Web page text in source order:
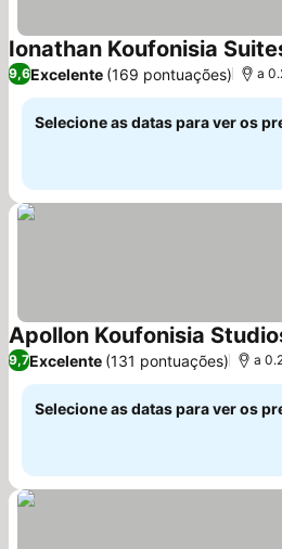
Ionathan Koufonisia
9,6Excelente (169 pontuações) a
Selecione as datas para ver os
Apollon Koufonisia
9,7Excelente (131 pontuações) a
Selecione as datas para ver os